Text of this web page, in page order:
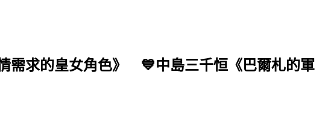
求的皇女角色》 💙中島三千恒《巴爾札的軍